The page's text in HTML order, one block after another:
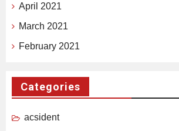
April 2021
March 2021
February 2021
Categories
acsident